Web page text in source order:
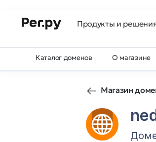
Продукты и
Каталог доменов О магазине
Магазин